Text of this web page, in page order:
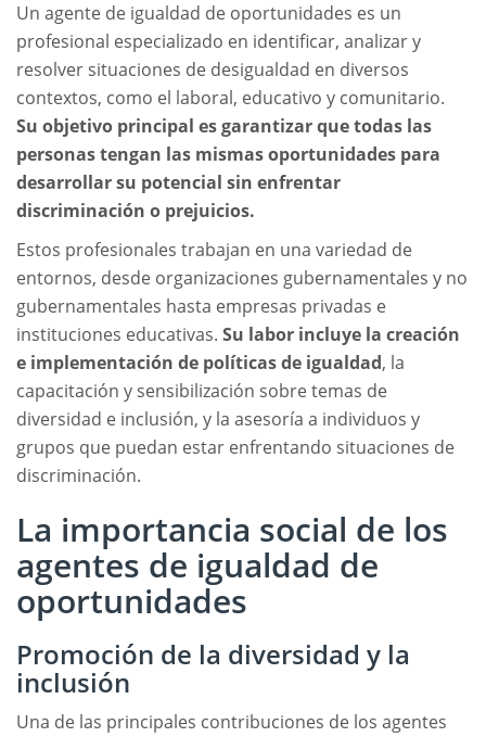
Un agente de igualdad de oportunidades es un
profesional especializado en identificar, analizar y
resolver situaciones de desigualdad en diversos
contextos, como el laboral, educativo y comunitario.
Su objetivo principal es garantizar que todas las
personas tengan las mismas oportunidades para
desarrollar su potencial sin enfrentar
discriminación o prejuicios.
Estos profesionales trabajan en una variedad de
entornos, desde organizaciones gubernamentales y no
gubernamentales hasta empresas privadas e
instituciones educativas. Su labor incluye la creación
e implementación de políticas de igualdad, la
capacitación y sensibilización sobre temas de
diversidad e inclusión, y la asesoría a individuos y
grupos que puedan estar enfrentando situaciones de
discriminación.
La importancia social de los
agentes de igualdad de
oportunidades
Promoción de la diversidad y la
inclusión
Una de las principales contribuciones de los agentes